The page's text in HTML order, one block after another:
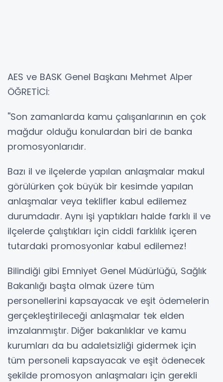
AES ve BASK Genel Başkanı Mehmet Alper
ÖĞRETİCİ:
''Son zamanlarda kamu çalışanlarının en çok
mağdur olduğu konulardan biri de banka
promosyonlarıdır.
Bazı il ve ilçelerde yapılan anlaşmalar makul
görülürken çok büyük bir kesimde yapılan
anlaşmalar veya teklifler kabul edilemez
durumdadır. Aynı işi yaptıkları halde farklı il ve
ilçelerde çalıştıkları için ciddi farklılık içeren
tutardaki promosyonlar kabul edilemez!
Bilindiği gibi Emniyet Genel Müdürlüğü, Sağlık
Bakanlığı başta olmak üzere tüm
personellerini kapsayacak ve eşit ödemelerin
gerçekleştirileceği anlaşmalar tek elden
imzalanmıştır. Diğer bakanlıklar ve kamu
kurumları da bu adaletsizliği gidermek için
tüm personeli kapsayacak ve eşit ödenecek
şekilde promosyon anlaşmaları için gerekli